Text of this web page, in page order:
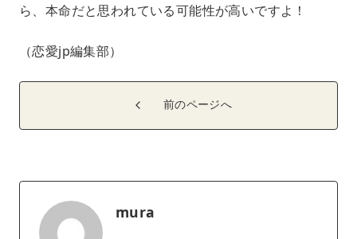
ら、本命だと思われている可能性が高いですよ！
（恋愛jp編集部）
前のページへ
mura